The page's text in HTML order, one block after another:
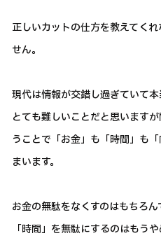
正しいカットの仕方を教えてく
せん。
現代は情報が交錯し過ぎていて
とても難しいことだと思います
うことで「お金」も「時間」も
まいます。
お金の無駄をなくすのはもちろ
「時間」を無駄にするのはもう